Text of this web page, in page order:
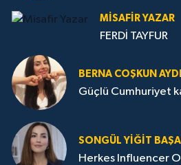
MISAFIR YAZAR
FERDİ TAYFUR
BERNA COŞKUN
Güçlü Cumhuriyet
SONGÜL YIĞIT
Herkes Influencer